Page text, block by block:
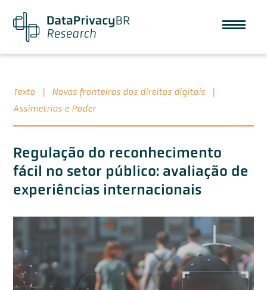
Texto | Novas fronteiras dos direitos digitais
|
Assimetrias e Poder
Regulação do reconhecimento
fácil no setor público: avaliação de
experiências internacionais